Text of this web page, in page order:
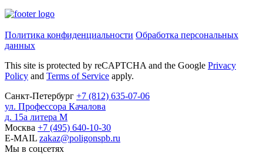
Политика конфиденциальности Обработка персональных
данных
This site is protected by reCAPTCHA and the Google Privacy
Policy and Terms of Service apply.
Санкт-Петербург +7 (812) 635-07-06
ул. Профессора Качалова
д. 15а литера М
Москва +7 (495) 640-10-30
E-MAIL zakaz@poligonspb.ru
Мы в соцсетях